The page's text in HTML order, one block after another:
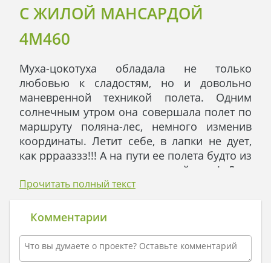
С ЖИЛОЙ МАНСАРДОЙ
4M460
Муха-цокотуха обладала не только
любовью к сладостям, но и довольно
маневренной техникой полета. Одним
солнечным утром она совершала полет по
маршруту поляна-лес, немного изменив
координаты. Летит себе, в лапки не дует,
как рррааззз!!! А на пути ее полета будто из
земли вырастает двухэтажный дом! Дом,
конечно, с виду оказался красивым и
неслабо.
Ей пришлось навигироваться в условиях
изменения маршрута: Муха виртуозно
выполнила аварийную посадку на балконе
Прочитать полный текст
Комментарии